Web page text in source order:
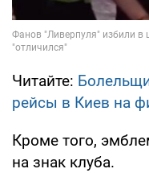
Читайте:
рейсы в Киев на
Кроме того,
на знак клуба.